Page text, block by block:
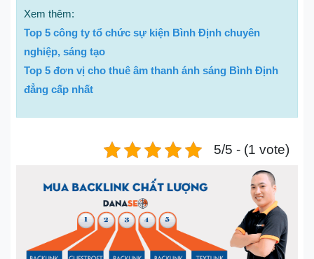
Xem thêm:
Top 5 công ty tổ chức sự kiện Bình Định chuyên
nghiệp, sáng tạo
Top 5 đơn vị cho thuê âm thanh ánh sáng Bình Định
đẳng cấp nhất
5/5 - (1 vote)